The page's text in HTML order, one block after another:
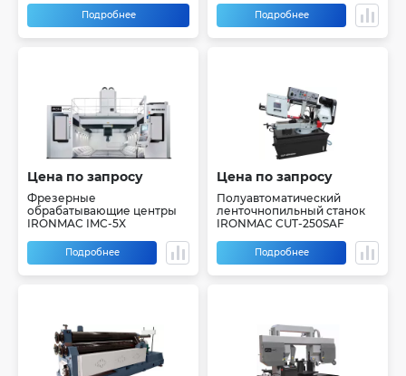
Подробнее Подробнее
Цена по запросу
Фрезерные
обрабатывающие центры
IRONMAC IMC-5X
Подробнее
Цена по запросу
Полуавтоматический
ленточнопильный станок
IRONMAC CUT-250SAF
Подробнее